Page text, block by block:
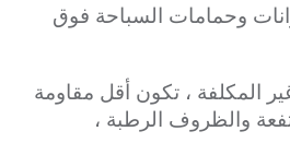
وحمامات السباحة فوق
غير المكلفة ، تكون أقل مقاومة
والظروف الرطبة ،